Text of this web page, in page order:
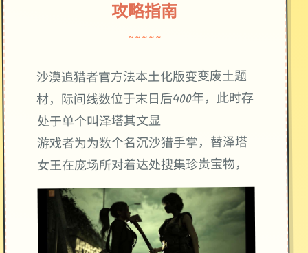
攻略指南
~~~~~
沙漠追猎者官方法本土化版变变废土题
材，际间线数位于末日后400年，此时存
处于单个叫泽塔其文显
游戏者为为数个名沉沙猎手掌，替泽塔
女王在庞场所对着达处搜集珍贵宝物，